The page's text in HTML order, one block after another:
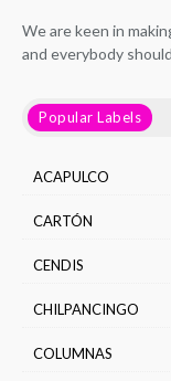
We are keen in
and everybody
Popular Labels
ACAPULCO
CARTÓN
CENDIS
CHILPANCINGO
COLUMNAS